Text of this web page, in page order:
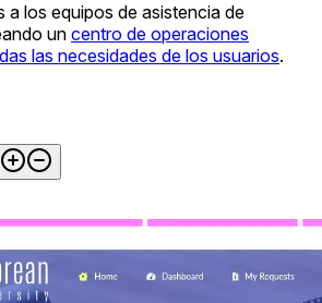
a los equipos de asistencia de
un centro de operaciones
las necesidades de los usuarios.